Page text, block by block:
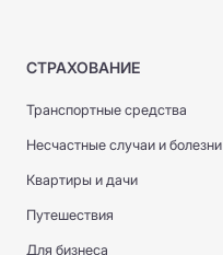
СТРАХОВАНИЕ
Транспортные средства
Несчастные случаи и болезни
Квартиры и дачи
Путешествия
Для бизнеса